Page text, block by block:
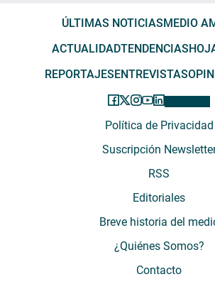
ÚLTIMAS NOTICIAS MEDIO
ACTUALIDADTENDENCIAS
REPORTAJES ENTREVISTAS
Política de Privacidad
Suscripción
RSS
Editoriales
Breve historia del
¿Quiénes Somos?
Contacto